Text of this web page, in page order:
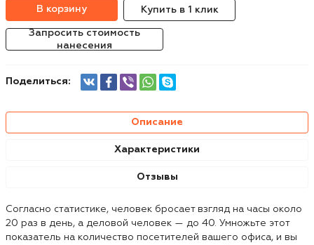
В корзину Купить в 1 клик
Запросить стоимость
нанесения
Поделиться:
Описание
Характеристики
Отзывы
Согласно статистике, человек бросает взгляд на часы около
20 раз в день, а деловой человек — до 40. Умножьте этот
показатель на количество посетителей вашего офиса, и вы